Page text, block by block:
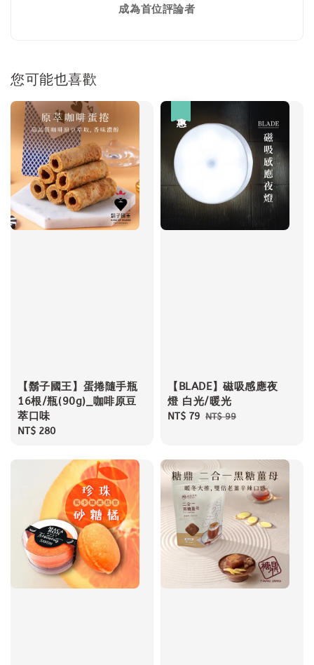
成為首位評論者
您可能也喜歡
【鬍子國王】蛋捲隨手瓶
16根/瓶(90g)_咖啡原豆
萃口味
Regular
NT$ 280
【BLADE】磁吸感應夜
燈 白光/暖光
Sale
NT$ 79 Regular
NT$ 99